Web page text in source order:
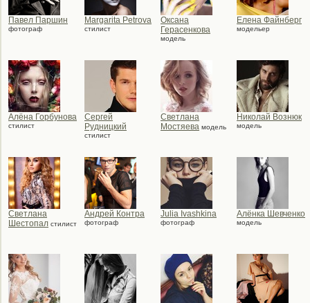
Павел Паршин
фотограф
Margarita Petrova
стилист
Оксана
Герасенкова
модель
Елена Файнберг
модельер
Алёна Горбунова
стилист
Сергей
Рудницкий
стилист
Светлана
Мостяева модель
Николай Вознюк
модель
Светлана
Шестопал стилист
Андрей Контра
фотограф
Julia Ivashkina
фотограф
Алёнка Шевченко
модель